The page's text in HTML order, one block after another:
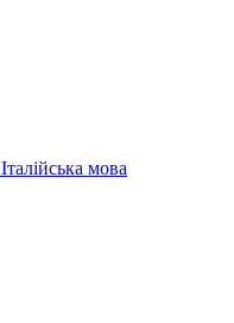
Італійська мова